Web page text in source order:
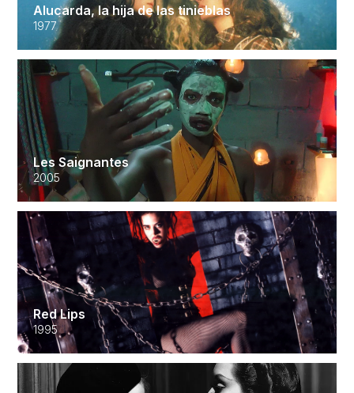
Alucarda, la hija de las tinieblas
1977
Les Saignantes
2005
Red Lips
1995